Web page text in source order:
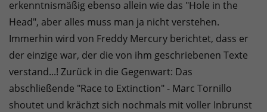
erkenntnismäßig ebenso allein wie das "Hole in the
Head", aber alles muss man ja nicht verstehen.
Immerhin wird von Freddy Mercury berichtet, dass er
der einzige war, der die von ihm geschriebenen Texte
verstand...! Zurück in die Gegenwart: Das
abschließende "Race to Extinction" - Marc Tornillo
shoutet und krächzt sich nochmals mit voller Inbrunst